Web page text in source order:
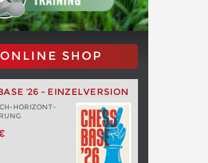
ONLINE SHOP
'26 - EINZELVERSION
HORIZONT-